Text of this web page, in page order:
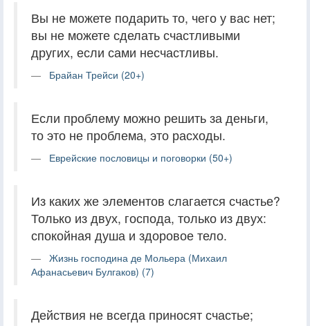
Вы не можете подарить то, чего у вас нет;
вы не можете сделать счастливыми
других, если сами несчастливы.
Брайан Трейси (20+)
Если проблему можно решить за деньги,
то это не проблема, это расходы.
Еврейские пословицы и поговорки (50+)
Из каких же элементов слагается счастье?
Только из двух, господа, только из двух:
спокойная душа и здоровое тело.
Жизнь господина де Мольера (Михаил
Афанасьевич Булгаков) (7)
Действия не всегда приносят счастье;